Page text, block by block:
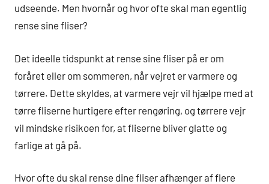
udseende. Men hvornår og hvor ofte skal man egentlig
rense sine fliser?
Det ideelle tidspunkt at rense sine fliser på er om
foråret eller om sommeren, når vejret er varmere og
tørrere. Dette skyldes, at varmere vejr vil hjælpe med at
tørre fliserne hurtigere efter rengøring, og tørrere vejr
vil mindske risikoen for, at fliserne bliver glatte og
farlige at gå på.
Hvor ofte du skal rense dine fliser afhænger af flere